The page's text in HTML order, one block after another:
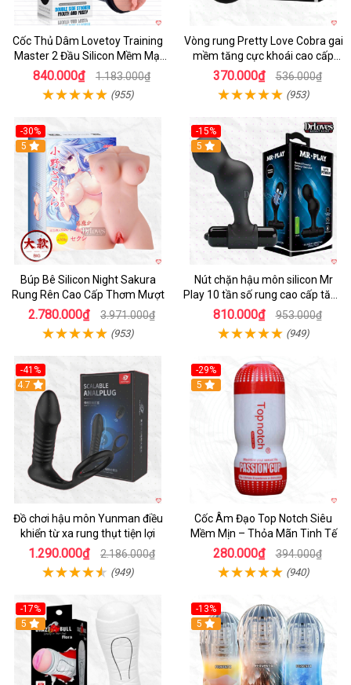
Cốc Thủ Dâm Lovetoy Training
Master 2 Đầu Silicon Mềm Mại
Tiện Lợi
840.000₫ 1.183.000₫
(955)
Vòng rung Pretty Love Cobra gai
mềm tăng cực khoái cao cấp
chính hãng
370.000₫ 536.000₫
(953)
-30%
Hot
5
Búp Bê Silicon Night Sakura
Rung Rên Cao Cấp Thơm Mượt
2.780.000₫ 3.971.000₫
(953)
-15%
Hot
5
Nút chặn hậu môn silicon Mr
Play 10 tần số rung cao cấp tăng
khoái cảm
810.000₫ 953.000₫
(949)
-41%
Hot
4.7
Đồ chơi hậu môn Yunman điều
khiển từ xa rung thụt tiện lợi
1.290.000₫ 2.186.000₫
(949)
-29%
5
Cốc Âm Đạo Top Notch Siêu
Mềm Mịn – Thỏa Mãn Tinh Tế
280.000₫ 394.000₫
(940)
-17%
5
-13%
Hot
5